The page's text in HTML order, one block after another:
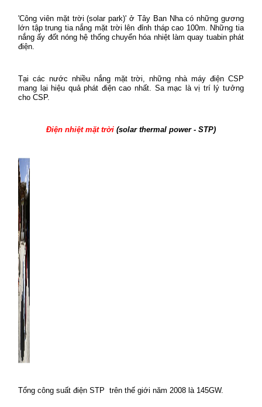
'Công viên mặt trời (solar park)' ở Tây Ban Nha có những gương
lớn tập trung tia nắng mặt trời lên đỉnh tháp cao 100m. Những tia
nắng ấy đốt nóng hệ thống chuyển hóa nhiệt làm quay tuabin phát
điện.
Tại các nước nhiều nắng mặt trời, những nhà máy điện CSP
mang lại hiệu quả phát điện cao nhất. Sa mạc là vị trí lý tưởng
cho CSP.
Điện nhiệt mặt trời (solar thermal power - STP)
Tổng công suất điện STP trên thế giới năm 2008 là 145GW.